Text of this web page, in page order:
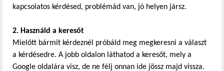
kapcsolatos kérdésed, problémád van, jó helyen jársz.
2. Használd a keresőt
Mielőtt bármit kérdeznél próbáld meg megkeresni a választ
a kérdésedre. A jobb oldalon láthatod a keresőt, mely a
Google oldalára visz, de ne félj onnan ide jössz majd vissza.